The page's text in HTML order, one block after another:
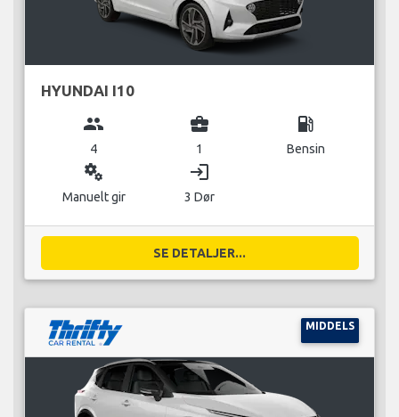
HYUNDAI I10
group
4
business_center
1
local_gas_station
Bensin
miscellaneous_services
Manuelt gir
login
3 Dør
SE DETALJER...
MIDDELS